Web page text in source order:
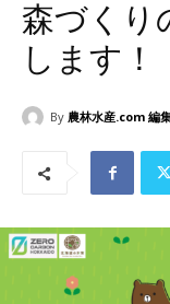
森づくり
します！
By 農林水産.com 編